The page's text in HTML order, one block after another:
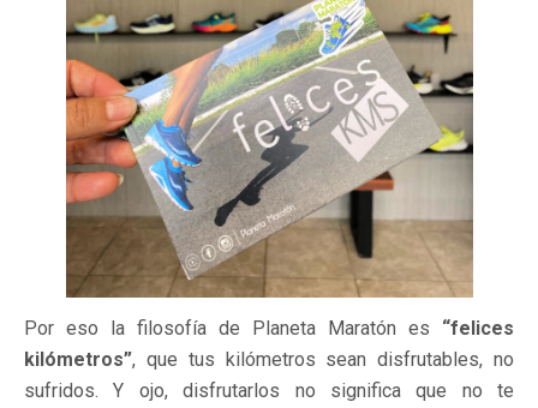
Por eso la filosofía de Planeta Maratón es “felices
kilómetros”, que tus kilómetros sean disfrutables, no
sufridos. Y ojo, disfrutarlos no significa que no te